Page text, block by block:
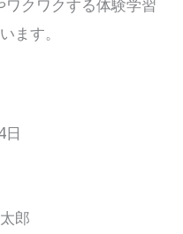
ワクワクする体験学習
ます。
郎